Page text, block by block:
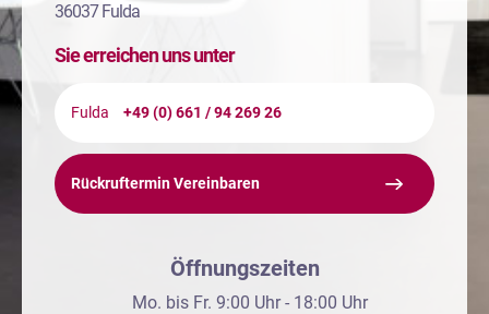
36037 Fulda
Sie erreichen uns unter
Fulda +49 (0) 661 / 94 269 26
Rückruftermin Vereinbaren
Öffnungszeiten
Mo. bis Fr. 9:00 Uhr - 18:00 Uhr